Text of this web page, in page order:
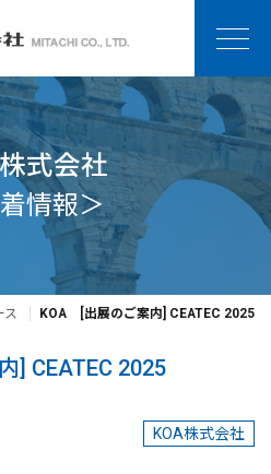
式会社
情報＞
ス KOA [出展のご案内] CEATEC 2025
] CEATEC 2025
KOA株式会社